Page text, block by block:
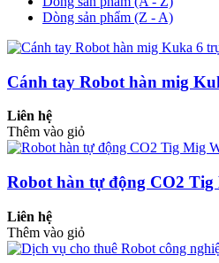
Dòng sản phẩm (Z - A)
Cánh tay Robot hàn mig
Liên hệ
Thêm vào giỏ
Robot hàn tự động CO2 Tig
Liên hệ
Thêm vào giỏ